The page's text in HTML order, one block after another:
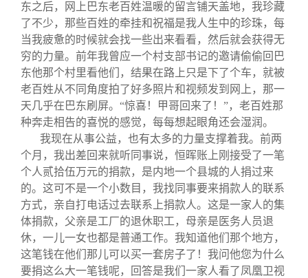
东之后，网上巴东老百姓温暖的留言铺天盖地，我珍藏
了不少，那些百姓的牵挂和祝福是我人生中的珍珠，每
当我疲惫的时候就会找一些出来看看，然后就会获得无
穷的力量。前年我曾应一个村支部书记的邀请偷偷回巴
东他那个村里看他们，结果在路上只是下了个车，就被
老百姓从不同角度拍了好多照片和视频发到网上，那一
天几乎在巴东刷屏。“惊喜！甲哥回来了！”，老百姓那
种奔走相告的喜悦的感觉，每每想起眼角还会湿润。
我现在从事公益，也有太多的力量支撑着我。前两
个月，我出差回来就听同事说，恒晖账上刚接受了一笔
个人贰拾伍万元的捐款，是内地一个县城的人捐过来
的。这可不是一个小数目，我找同事要来捐款人的联系
方式，亲自打电话过去联系上捐款人。这是一家人的集
体捐款，父亲是工厂的退休职工，母亲是医务人员退
休，一儿一女也都是普通工作。我知道他们那个地方，
这笔钱在他们那儿可以买一套房子了！我问他您为什么
要捐这么大一笔钱呢，回答是我们一家人看了凤凰卫视